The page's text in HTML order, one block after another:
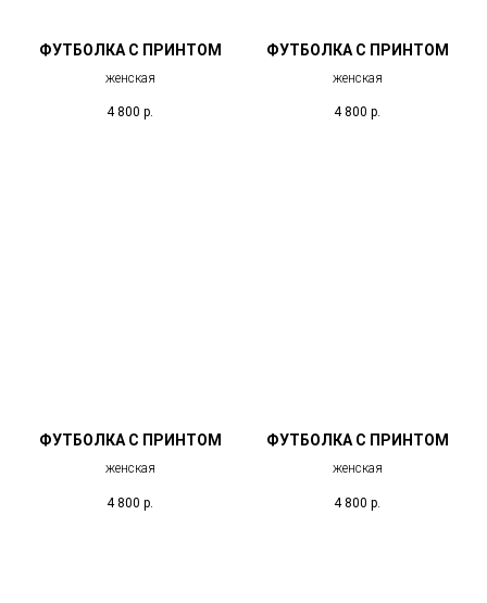
ФУТБОЛКА С ПРИНТОМ
женская
4 800 р.
ФУТБОЛКА С ПРИНТОМ
женская
4 800 р.
ФУТБОЛКА С ПРИНТОМ
женская
4 800 р.
ФУТБОЛКА С ПРИНТОМ
женская
4 800 р.